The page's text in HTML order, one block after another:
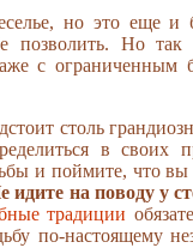
но это еще
позволить. Но
с
столь
в своих
и поймите, что вы
идите на поводу у
традиции
по-настоящему